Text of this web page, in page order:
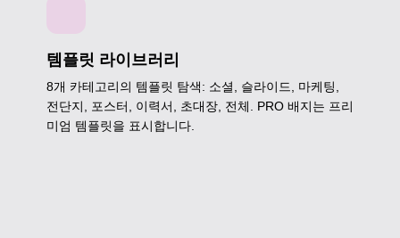
템플릿 라이브러리
8개 카테고리의 템플릿 탐색: 소셜, 슬라이드, 마케팅,
전단지, 포스터, 이력서, 초대장, 전체. PRO 배지는 프리
미엄 템플릿을 표시합니다.